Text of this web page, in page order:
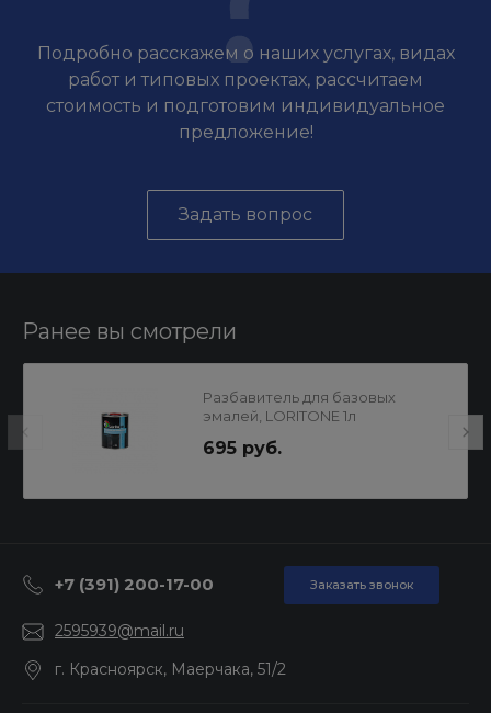
Подробно расскажем о наших услугах, видах
работ и типовых проектах, рассчитаем
стоимость и подготовим индивидуальное
предложение!
Задать вопрос
Ранее вы смотрели
Разбавитель для базовых
эмалей, LORITONE 1л
695 руб.
+7 (391) 200-17-00 Заказать звонок
2595939@mail.ru
г. Красноярск, Маерчака, 51/2